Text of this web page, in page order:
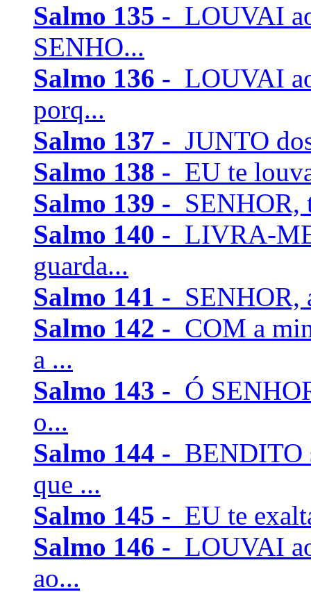
Salmo 135 - LOUVAI
SENHO...
Salmo 136 - LOUVAI
porq...
Salmo 137 - JUNTO
Salmo 138 - EU te
Salmo 139 - SENHOR,
Salmo 140 - LIVRA-
guarda...
Salmo 141 - SENHOR,
Salmo 142 - COM a
a ...
Salmo 143 - Ó
o...
Salmo 144 - BENDITO
que ...
Salmo 145 - EU te
Salmo 146 - LOUVAI
ao...